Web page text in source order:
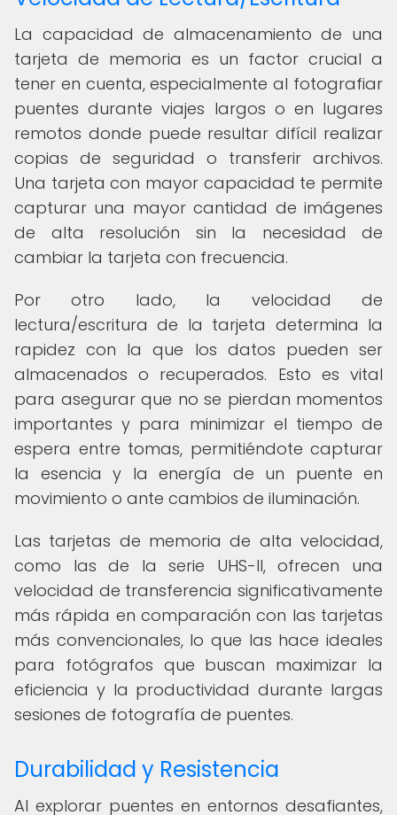
La capacidad de almacenamiento de una
tarjeta de memoria es un factor crucial a
tener en cuenta, especialmente al fotografiar
puentes durante viajes largos o en lugares
remotos donde puede resultar difícil realizar
copias de seguridad o transferir archivos.
Una tarjeta con mayor capacidad te permite
capturar una mayor cantidad de imágenes
de alta resolución sin la necesidad de
cambiar la tarjeta con frecuencia.
Por otro lado, la velocidad de
lectura/escritura de la tarjeta determina la
rapidez con la que los datos pueden ser
almacenados o recuperados. Esto es vital
para asegurar que no se pierdan momentos
importantes y para minimizar el tiempo de
espera entre tomas, permitiéndote capturar
la esencia y la energía de un puente en
movimiento o ante cambios de iluminación.
Las tarjetas de memoria de alta velocidad,
como las de la serie UHS-II, ofrecen una
velocidad de transferencia significativamente
más rápida en comparación con las tarjetas
más convencionales, lo que las hace ideales
para fotógrafos que buscan maximizar la
eficiencia y la productividad durante largas
sesiones de fotografía de puentes.
Durabilidad y Resistencia
Al explorar puentes en entornos desafiantes,